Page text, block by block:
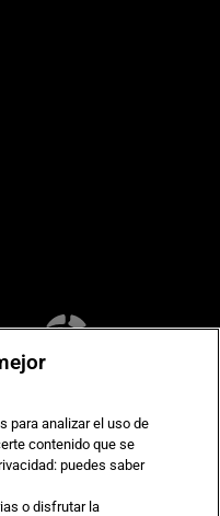
para analizar el uso de
contenido que se
puedes saber
o disfrutar la